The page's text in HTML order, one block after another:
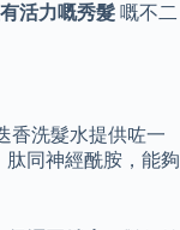
活力嘅秀髮 嘅不二
香洗髮水提供咗一
肽同神經酰胺，能夠